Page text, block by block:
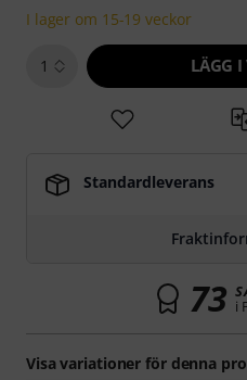
Visa variationer för denna
I lager om 15-19 veckor
1 LÄGG I
Standardleverans
73 i